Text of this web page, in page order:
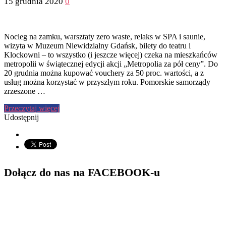
Nocleg na zamku, warsztaty zero waste, relaks w SPA i saunie,
wizyta w Muzeum Niewidzialny Gdańsk, bilety do teatru i
Klockowni – to wszystko (i jeszcze więcej) czeka na mieszkańców
metropolii w świątecznej edycji akcji „Metropolia za pół ceny”. Do
20 grudnia można kupować vouchery za 50 proc. wartości, a z
usług można korzystać w przyszłym roku. Pomorskie samorządy
zrzeszone …
Przeczytaj więcej
Udostępnij
Dołącz do nas na FACEBOOK-u